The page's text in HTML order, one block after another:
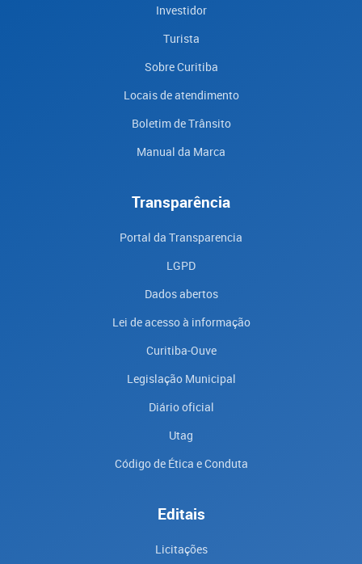
Investidor
Turista
Sobre Curitiba
Locais de atendimento
Boletim de Trânsito
Manual da Marca
Transparência
Portal da Transparencia
LGPD
Dados abertos
Lei de acesso à informação
Curitiba-Ouve
Legislação Municipal
Diário oficial
Utag
Código de Ética e Conduta
Editais
Licitações